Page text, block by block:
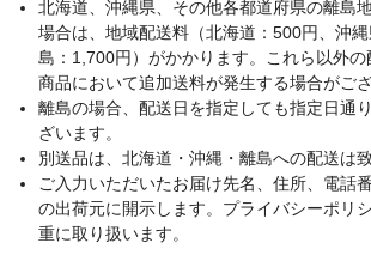
北海道、沖縄県、その他各都道府県の離島
場合は、地域配送料（北海道：500円、沖
島：1,700円）がかかります。これら以外
商品において追加送料が発生する場合がござ
離島の場合、配送日を指定しても指定日通
ざいます。
別送品は、北海道・沖縄・離島への配送は
ご入力いただいたお届け先名、住所、電話
の出荷元に開示します。プライバシーポリ
重に取り扱います。